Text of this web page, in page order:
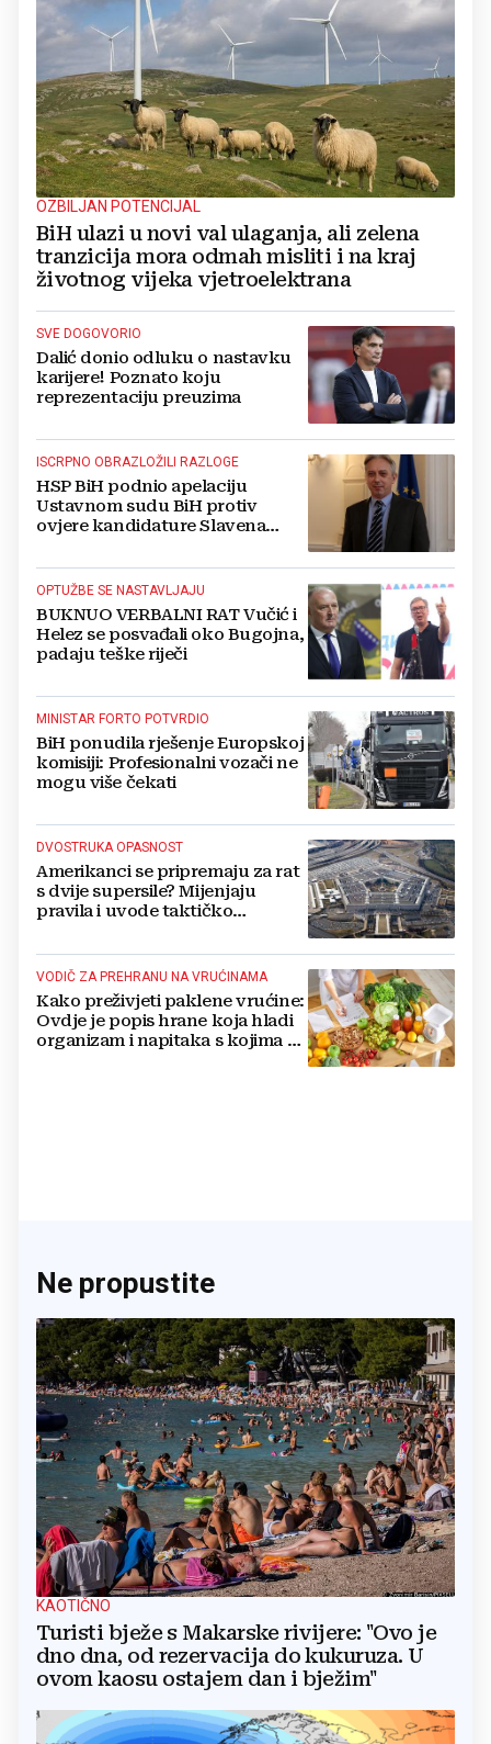
OZBILJAN POTENCIJAL
BiH ulazi u novi val ulaganja, ali zelena
tranzicija mora odmah misliti i na kraj
životnog vijeka vjetroelektrana
SVE DOGOVORIO
Dalić donio odluku o nastavku
karijere! Poznato koju
reprezentaciju preuzima
ISCRPNO OBRAZLOŽILI RAZLOGE
HSP BiH podnio apelaciju
Ustavnom sudu BiH protiv
ovjere kandidature Slavena
OPTUŽBE SE NASTAVLJAJU
BUKNUO VERBALNI RAT Vučić i
Helez se posvađali oko Bugojna,
padaju teške riječi
MINISTAR FORTO POTVRDIO
BiH ponudila rješenje Europskoj
komisiji: Profesionalni vozači ne
mogu više čekati
DVOSTRUKA OPASNOST
Amerikanci se pripremaju za rat
s dvije supersile? Mijenjaju
pravila i uvode taktičko
VODIČ ZA PREHRANU NA VRUĆINAMA
Kako preživjeti paklene vrućine:
Ovdje je popis hrane koja hladi
organizam i napitaka s kojima si
Ne propustite
KAOTIČNO
Turisti bježe s Makarske rivijere: "Ovo je
dno dna, od rezervacija do kukuruza. U
ovom kaosu ostajem dan i bježim"